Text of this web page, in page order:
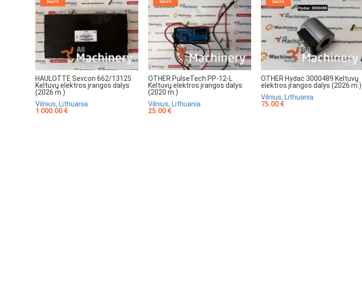
DALYS
HAULOTTE Sevcon 662/13125
Keltuvų elektros įrangos dalys
(2026 m.)
Vilnius, Lithuania
1 000.00 €
DALYS
OTHER PulseTech PP-12-L
Keltuvų elektros įrangos dalys
(2020 m.)
Vilnius, Lithuania
25.00 €
DALYS
OTHER Hydac 3000489 Keltuvų
elektros įrangos dalys (2026 m.)
Vilnius, Lithuania
75.00 €